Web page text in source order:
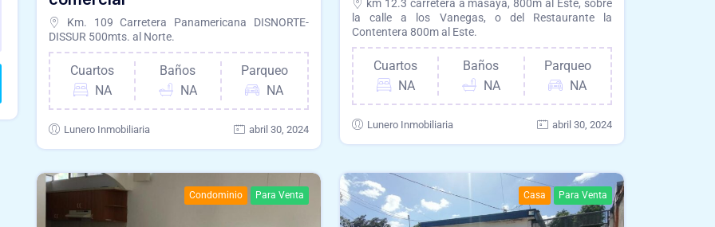
Km. 109 Carretera Panamericana DISNORTE-
DISSUR 500mts. al Norte.
Cuartos
NA
Baños
NA
Parqueo
NA
Lunero Inmobiliaria abril 30, 2024
km 12.3 carretera a masaya, 800m al Este, sobre
la calle a los Vanegas, o del Restaurante la
Contentera 800m al Este.
Cuartos
NA
Baños
NA
Parqueo
NA
Lunero Inmobiliaria abril 30, 2024
Condominio Para Venta Casa Para Venta